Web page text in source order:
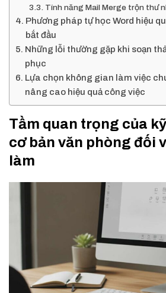
Tính năng Mail Merge trộn thư
Phương pháp tự học Word hiệu
bắt đầu
Những lỗi thường gặp khi soạn
phục
Lựa chọn không gian làm việc
nâng cao hiệu quả công việc
Tầm quan trọng của
cơ bản văn phòng đối
làm